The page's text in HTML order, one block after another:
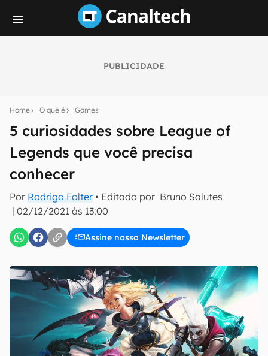
PUBLICIDADE
Home O que é Games
5 curiosidades sobre League of
Legends que você precisa
conhecer
Por Rodrigo Folter • Editado por Bruno Salutes
| 02/12/2021 às 13:00
Assine nossa Newsletter
notícias e reviews sobre tecnologia em primeira
mão.
E-mail
inscreva-se
Confirmo que li, aceito e concordo com os Termos de
Uso e Política de Privacidade do Canaltech.